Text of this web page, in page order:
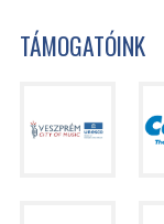
TÁMOGATÓINK